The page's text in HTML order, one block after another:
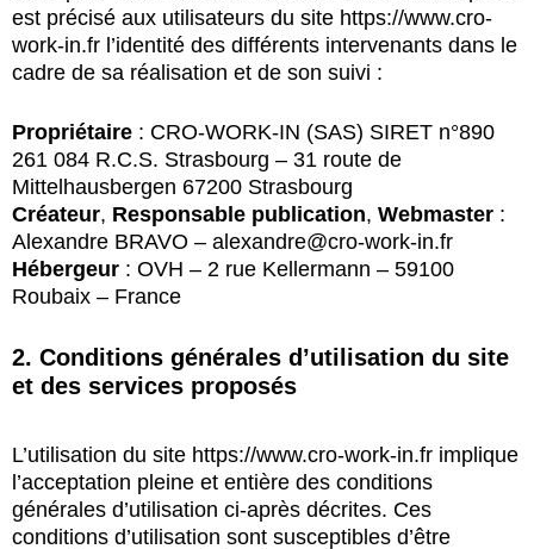
est précisé aux utilisateurs du site https://www.cro-
work-in.fr l’identité des différents intervenants dans le
cadre de sa réalisation et de son suivi :
Propriétaire : CRO-WORK-IN (SAS) SIRET n°890
261 084 R.C.S. Strasbourg – 31 route de
Mittelhausbergen 67200 Strasbourg
Créateur, Responsable publication, Webmaster :
Alexandre BRAVO – alexandre@cro-work-in.fr
Hébergeur : OVH – 2 rue Kellermann – 59100
Roubaix – France
2. Conditions générales d’utilisation du site
et des services proposés
L’utilisation du site https://www.cro-work-in.fr implique
l’acceptation pleine et entière des conditions
générales d’utilisation ci-après décrites. Ces
conditions d’utilisation sont susceptibles d’être